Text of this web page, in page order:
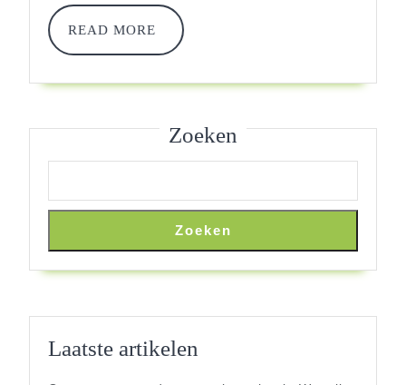
Keuze
Voor
Jou?
READ MORE
READ
MORE
Zoeken
Zoeken
Laatste artikelen